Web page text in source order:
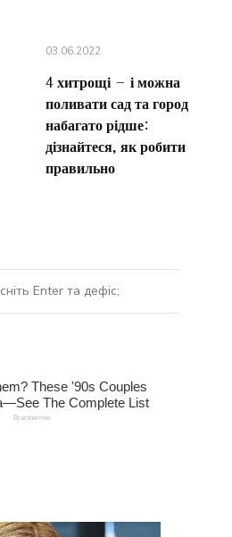
03.06.2022
4 хитрощі – і можна
поливати сад та город
набагато рідше:
дізнайтеся, як робити
правильно